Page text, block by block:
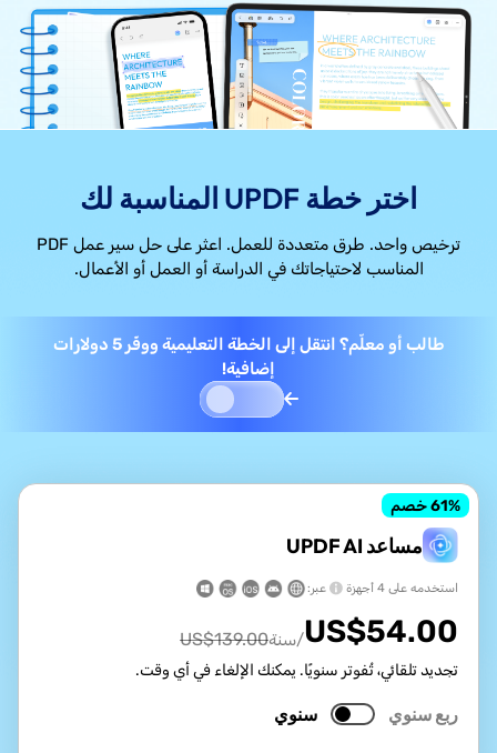
اختر خطة UPDF المناسبة لك
ترخيص واحد. طرق متعددة للعمل. اعثر على حل سير عمل PDF
المناسب لاحتياجاتك في الدراسة أو العمل أو الأعمال.
طالب أو معلّم؟ انتقل إلى الخطة التعليمية ووفّر 5 دولارات
إضافية!
مساعد UPDF AI
61% خصم
استخدمه على 4 أجهزة عبر:
US$54.00 /سنة US$139.00
تجديد تلقائي، تُفوتر سنويًا. يمكنك الإلغاء في أي وقت.
سنوي ربع سنوي